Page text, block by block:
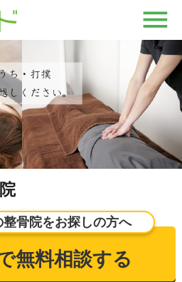
骨院をお探しの方へ
無料相談する